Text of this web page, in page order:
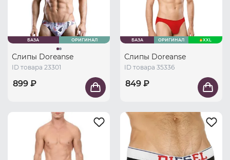
БАЗА ОРИГИНАЛ
Слипы Doreanse
ID товара 23301
899 ₽
БАЗА ОРИГИНАЛ XXL
Слипы Doreanse
ID товара 35336
849 ₽